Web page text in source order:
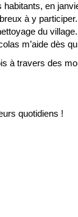
habitants, en
à y
du
m’aide dès
à travers des
quotidiens !